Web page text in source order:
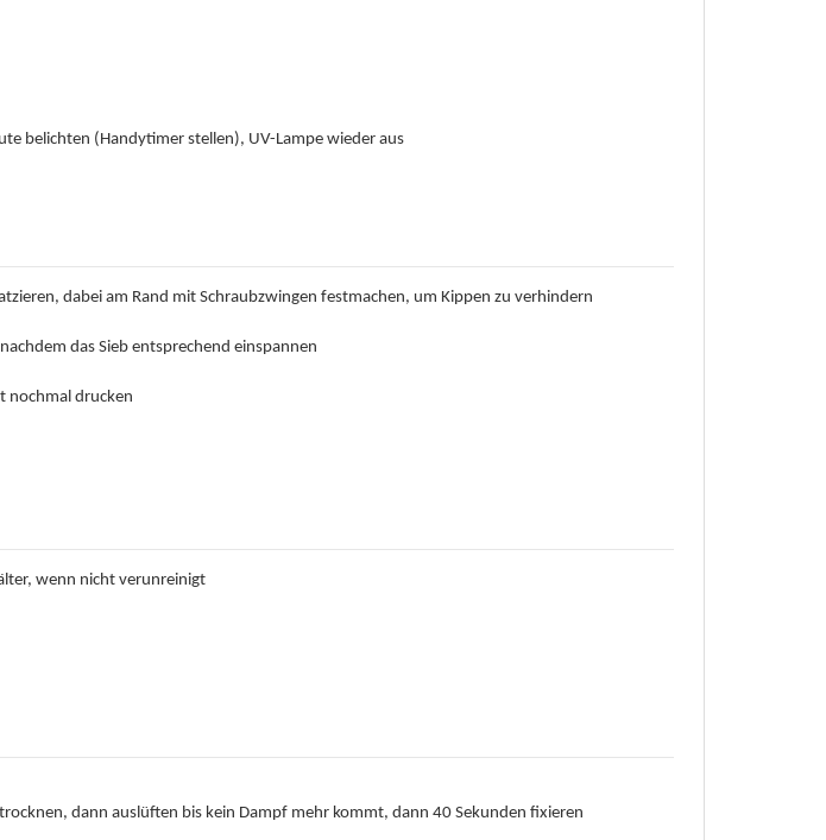
belichten (Handytimer stellen), UV-Lampe wieder aus
dabei am Rand mit Schraubzwingen festmachen, um Kippen zu verhindern
das Sieb entsprechend einspannen
nochmal drucken
wenn nicht verunreinigt
dann auslüften bis kein Dampf mehr kommt, dann 40 Sekunden fixieren